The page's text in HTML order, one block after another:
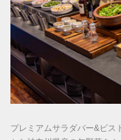
プレミアムサラダバー&ビス